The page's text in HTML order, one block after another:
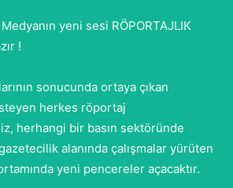
yeni sesi RÖPORTAJLIK
!
sonucunda ortaya çıkan
herkes röportaj
herhangi bir basın sektöründe
alanında çalışmalar yürüten
yeni pencereler açacaktır.